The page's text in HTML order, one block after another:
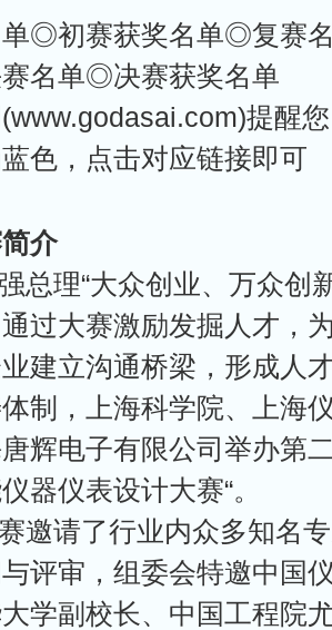
单◎初赛获奖名单◎复赛
名单◎决赛获奖名单
提醒
色，点击对应链接即可
介
总理“大众创业、万众创
过大赛激励发掘人才，
建立沟通桥梁，形成人
制，上海科学院、上海
辉电子有限公司举办第
器仪表设计大赛“。
邀请了行业内众多知名
评审，组委会特邀中国
学副校长、中国工程院